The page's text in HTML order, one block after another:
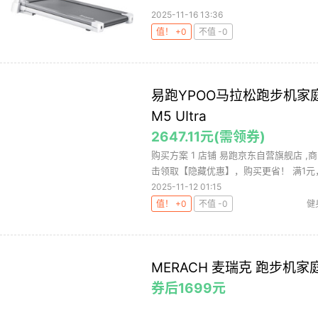
2025-11-16 13:36
值！ +0
不值 -0
易跑YPOO马拉松跑步机家
M5 UItra
2647.11元(需领券)
购买方案 1 店铺 易跑京东自营旗舰店 ,
击领取【隐藏优惠】，购买更省！ 满1
2025-11-12 01:15
值！ +0
不值 -0 健
MERACH 麦瑞克 跑步机家
券后1699元